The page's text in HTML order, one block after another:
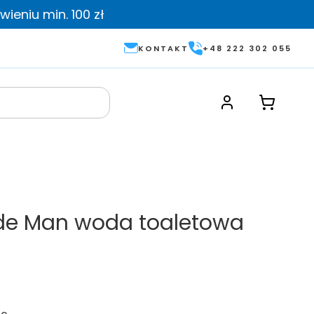
min. 100 zł
KONTAKT +48 222 302 055
Man woda toaletowa